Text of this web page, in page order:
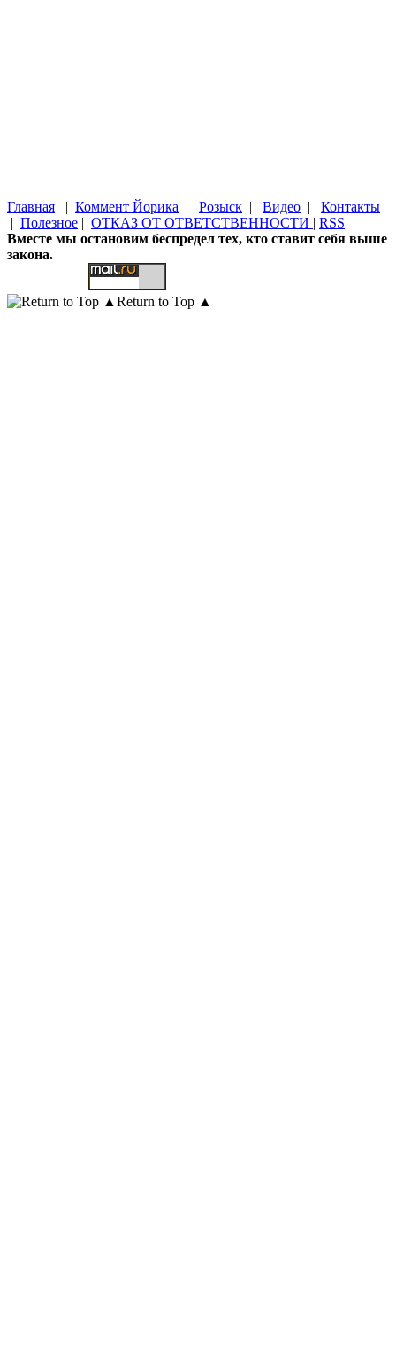
Главная | Коммент Йорика | Розыск | Видео | Контакты
| Полезное | ОТКАЗ ОТ ОТВЕТСТВЕННОСТИ | RSS
Вместе мы остановим беспредел тех, кто ставит себя выше
закона.
Return to Top ▲